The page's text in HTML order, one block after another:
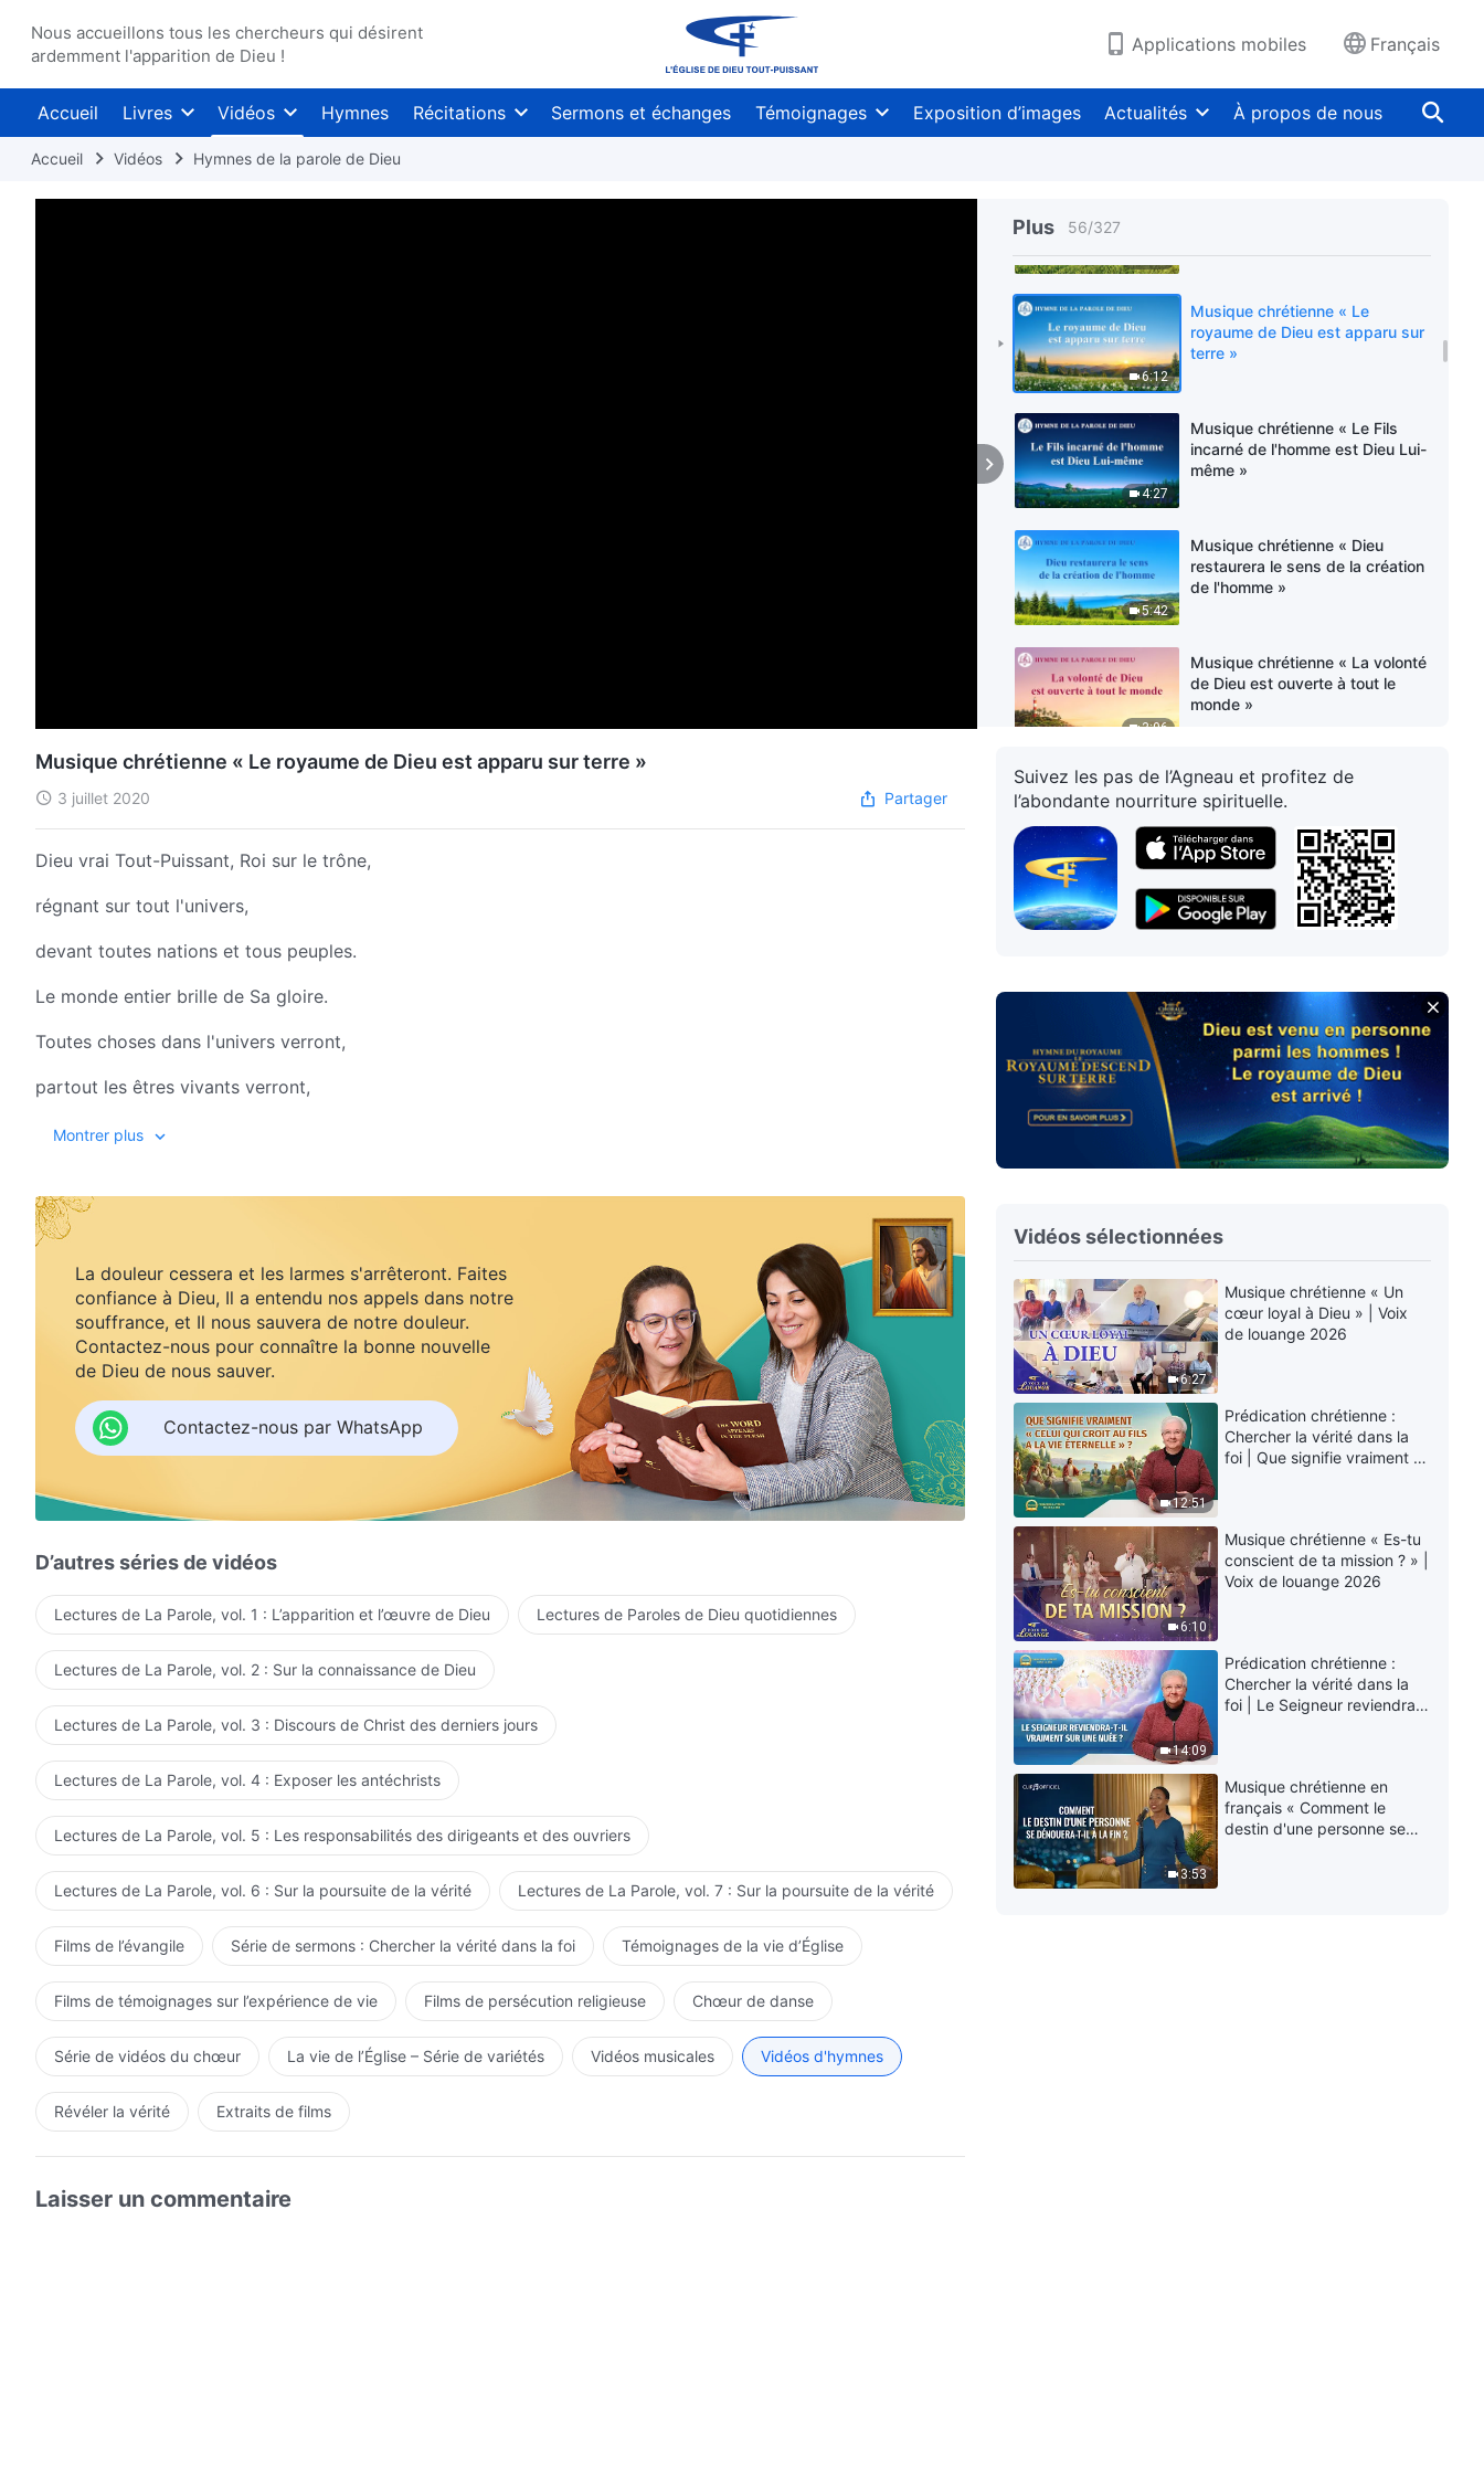
Nous accueillons tous les chercheurs qui désirent
ardemment l'apparition de Dieu !
Applications mobiles Français
Accueil Livres Vidéos Hymnes Récitations Sermons et échanges Témoignages Exposition d’images Actualités À propos de nous
Accueil Vidéos Hymnes de la parole de Dieu
Plus 56/327
4:52
royaume (III) Peuples, criez de
joie ! »
4:03
»
6:12
Musique chrétienne « Le
royaume de Dieu est apparu sur
terre »
4:27
Musique chrétienne « Le Fils
incarné de l'homme est Dieu Lui-
même »
5:42
Musique chrétienne « Dieu
restaurera le sens de la création
de l'homme »
3:06
Musique chrétienne « La volonté
de Dieu est ouverte à tout le
monde »
4:37
Musique chrétienne « L'autorité
et la signification de l'incarnation
Musique chrétienne « La
signification du nom de Dieu »
4:12
Musique chrétienne « Pratiquer
la vérité dans ton devoir est
crucial »
Musique chrétienne « Comment
ne pas offenser le tempérament
de Dieu »
7:13
Musique chrétienne « Le nom de
nations païennes »
3:52
Musique chrétienne « La
sagesse de Dieu s'exerce selon
les conspirations de Satan »
6:17
Musique chrétienne « Seul Dieu
Tout-Puissant peut sauver
l'homme »
6:00
Musique chrétienne « Dieu
corrigera les injustices du
monde humain »
4:27
Musique chrétienne « Tu devrais
connaître Dieu à travers Son
œuvre »
Musique chrétienne « Le sens
de la gestion de l'humanité par
Dieu »
Musique chrétienne « Le royaume de Dieu est apparu sur terre »
3 juillet 2020 Partager
Dieu vrai Tout-Puissant, Roi sur le trône,
régnant sur tout l'univers,
devant toutes nations et tous peuples.
Le monde entier brille de Sa gloire.
Toutes choses dans l'univers verront,
partout les êtres vivants verront,
montagnes, terres, rivières, lacs,
éclairés dans la présence du vrai Dieu,
ont ouvert leurs rideaux, revivent,
comme s'ils se réveillaient d'un rêve,
comme des pousses émergeant de la terre.
Le seul vrai Dieu apparaît devant le monde.
Qui ose, qui ose Lui résister ?
Tous tremblotent de crainte, tous sont convaincus,
Chaque bouche, chaque bouche L'adorent !
Continents, océans, montagnes, rivières,
toutes choses Le louent sans fin.
Des brises du printemps, puis la pluie fine.
Courants d'eau, comme des gens, mêlent tristesse et joie,
ils versent des larmes d'endettement,
ils sanglotent, pleins de honte, de remords.
Rivières, lacs, vagues, houle, tous chantent
et louent le nom saint de Dieu.
Chaque chose ancienne souillée par Satan,
chaque chose sera renouvelée.
Toutes choses corrompues changeront.
Montrer plus
La douleur cessera et les larmes s'arrêteront. Faites
confiance à Dieu, Il a entendu nos appels dans notre
souffrance, et Il nous sauvera de notre douleur.
Contactez-nous pour connaître la bonne nouvelle
de Dieu de nous sauver.
Contactez-nous par WhatsApp
D’autres séries de vidéos
Lectures de La Parole, vol. 1 : L’apparition et l’œuvre de Dieu Lectures de Paroles de Dieu quotidiennes
Lectures de La Parole, vol. 2 : Sur la connaissance de Dieu
Lectures de La Parole, vol. 3 : Discours de Christ des derniers jours
Lectures de La Parole, vol. 4 : Exposer les antéchrists
Lectures de La Parole, vol. 5 : Les responsabilités des dirigeants et des ouvriers
Lectures de La Parole, vol. 6 : Sur la poursuite de la vérité Lectures de La Parole, vol. 7 : Sur la poursuite de la vérité
Films de l’évangile Série de sermons : Chercher la vérité dans la foi Témoignages de la vie d’Église
Films de témoignages sur l’expérience de vie Films de persécution religieuse Chœur de danse
Série de vidéos du chœur La vie de l’Église – Série de variétés Vidéos musicales Vidéos d'hymnes
Révéler la vérité Extraits de films
Laisser un commentaire
Suivez les pas de l’Agneau et profitez de
l’abondante nourriture spirituelle.
Vidéos sélectionnées
6:27
Musique chrétienne « Un
cœur loyal à Dieu » | Voix
de louange 2026
12:51
Prédication chrétienne :
Chercher la vérité dans la
foi | Que signifie vraiment «
6:10
Musique chrétienne « Es-tu
conscient de ta mission ? » |
Voix de louange 2026
14:09
Prédication chrétienne :
Chercher la vérité dans la
foi | Le Seigneur reviendra-
3:53
Musique chrétienne en
français « Comment le
destin d'une personne se